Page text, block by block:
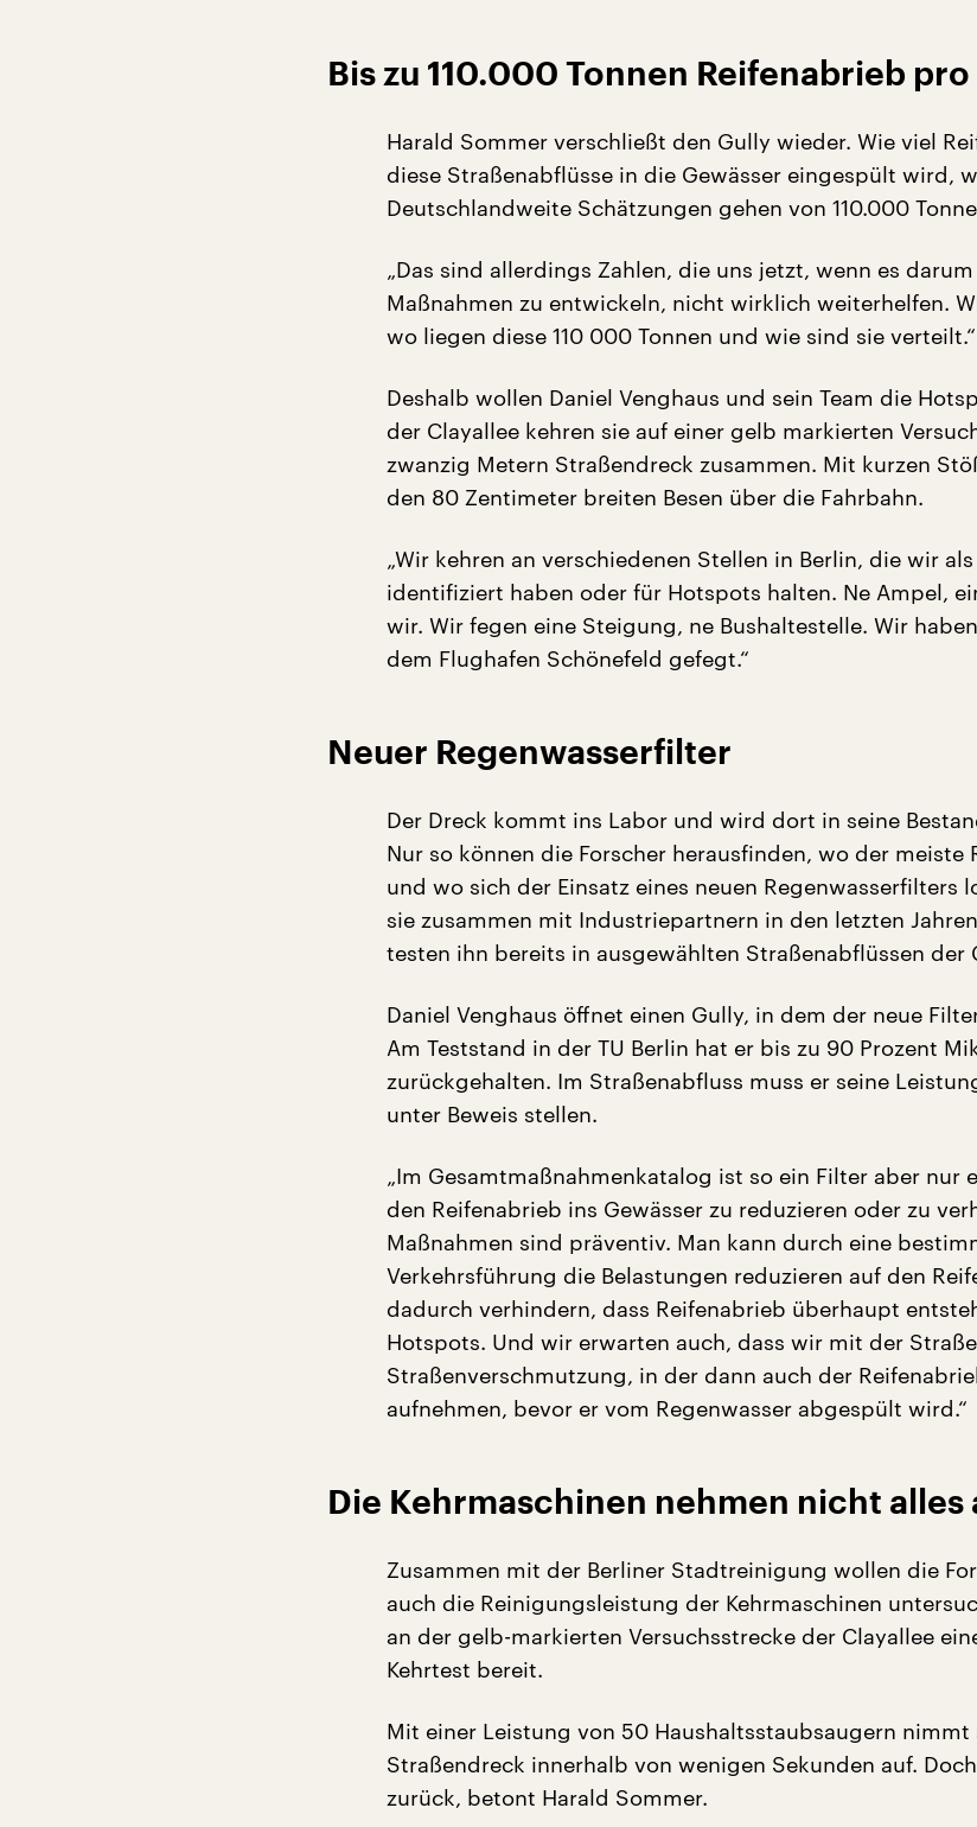
Bis zu 110.000 Tonnen Reifenabrieb pro
Harald Sommer verschließt den Gully wieder. Wie viel
diese Straßenabflüsse in die Gewässer eingespült wird,
Deutschlandweite Schätzungen gehen von 110.000
„Das sind allerdings Zahlen, die uns jetzt, wenn es
Maßnahmen zu entwickeln, nicht wirklich weiterhelfen.
wo liegen diese 110 000 Tonnen und wie sind sie verteilt.“
Deshalb wollen Daniel Venghaus und sein Team die
der Clayallee kehren sie auf einer gelb markierten
zwanzig Metern Straßendreck zusammen. Mit kurzen
den 80 Zentimeter breiten Besen über die Fahrbahn.
„Wir kehren an verschiedenen Stellen in Berlin, die wir
identifiziert haben oder für Hotspots halten. Ne Ampel,
wir. Wir fegen eine Steigung, ne Bushaltestelle. Wir
dem Flughafen Schönefeld gefegt.“
Neuer Regenwasserfilter
Der Dreck kommt ins Labor und wird dort in seine
Nur so können die Forscher herausfinden, wo der meiste
und wo sich der Einsatz eines neuen Regenwasserfilters
sie zusammen mit Industriepartnern in den letzten
testen ihn bereits in ausgewählten Straßenabflüssen der
Daniel Venghaus öffnet einen Gully, in dem der neue
Am Teststand in der TU Berlin hat er bis zu 90 Prozent
zurückgehalten. Im Straßenabfluss muss er seine
unter Beweis stellen.
„Im Gesamtmaßnahmenkatalog ist so ein Filter aber nur
den Reifenabrieb ins Gewässer zu reduzieren oder zu
Maßnahmen sind präventiv. Man kann durch eine
Verkehrsführung die Belastungen reduzieren auf den
dadurch verhindern, dass Reifenabrieb überhaupt
Hotspots. Und wir erwarten auch, dass wir mit der
Straßenverschmutzung, in der dann auch der
aufnehmen, bevor er vom Regenwasser abgespült wird.“
Die Kehrmaschinen nehmen nicht alles
Zusammen mit der Berliner Stadtreinigung wollen die
auch die Reinigungsleistung der Kehrmaschinen
an der gelb-markierten Versuchsstrecke der Clayallee
Kehrtest bereit.
Mit einer Leistung von 50 Haushaltsstaubsaugern nimmt
Straßendreck innerhalb von wenigen Sekunden auf.
zurück, betont Harald Sommer.